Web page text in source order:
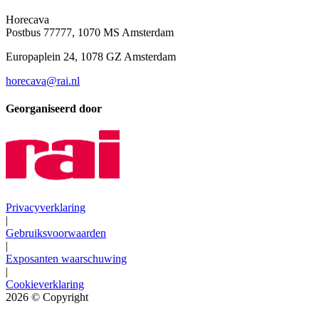
Horecava
Postbus 77777, 1070 MS Amsterdam
Europaplein 24, 1078 GZ Amsterdam
horecava@rai.nl
Georganiseerd door
Privacyverklaring
|
Gebruiksvoorwaarden
|
Exposanten waarschuwing
|
Cookieverklaring
2026 © Copyright